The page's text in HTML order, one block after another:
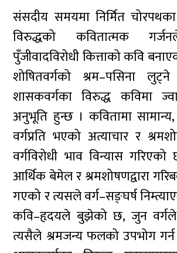
संसदीय समयमा निर्मित
विरुद्धको कवितात्मक
पुँजीवादविरोधी कित्ताको कवि
शोषितवर्गको श्रम–पसिना
शासकवर्गका विरुद्ध कविमा
अनुभूति हुन्छ । कवितामा सामान्य,
वर्गप्रति भएको अत्याचार र
वर्गविरोधी भाव विन्यास
आर्थिक बेमेल र श्रमशोषणद्वारा
गएको र त्यसले वर्ग–सङ्घर्ष
कवि–हृदयले बुझेको छ, जुन
त्यसैले श्रमजन्य फलको उपभोग